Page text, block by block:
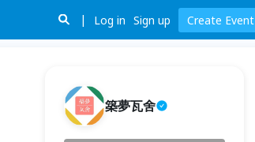
Log in Sign up Create Event
築夢瓦舍